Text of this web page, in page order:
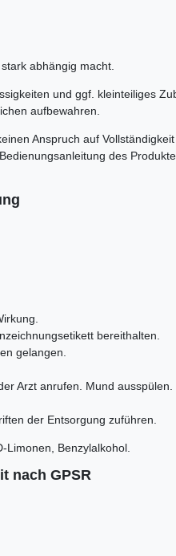
abhängig macht.
und ggf. kleinteiliges
aufbewahren.
Anspruch auf
des
bereithalten.
gelangen.
Arzt anrufen. Mund ausspülen.
der Entsorgung zuführen.
Limonen, Benzylalkohol.
nach GPSR